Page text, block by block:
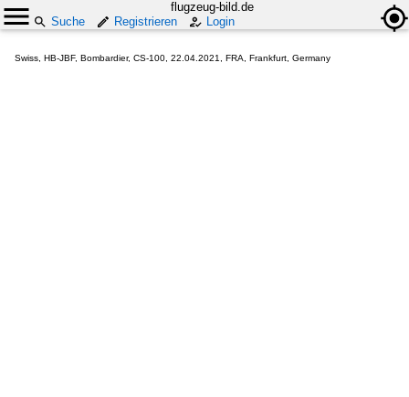
flugzeug-bild.de
Suche
Registrieren Login
Swiss, HB-JBF, Bombardier, CS-100, 22.04.2021, FRA, Frankfurt, Germany